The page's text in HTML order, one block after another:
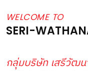
WELCOME TO
SERI-
กลุ่มบริษัท เสรีวัฒน